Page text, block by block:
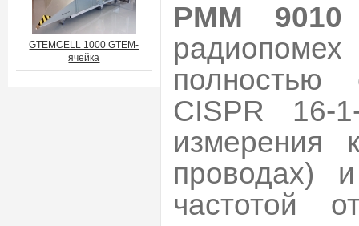
GTEMCELL 1000 GTEM-
ячейка
PMM 9010
полностью
CISPR 16-
измерения
проводах)